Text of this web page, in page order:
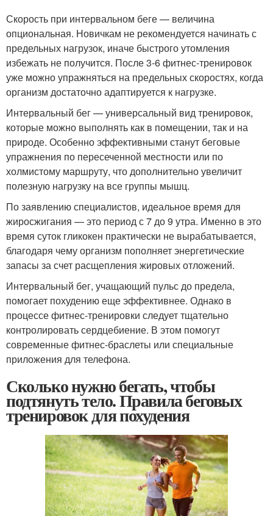
Скорость при интервальном беге — величина
опциональная. Новичкам не рекомендуется начинать с
предельных нагрузок, иначе быстрого утомления
избежать не получится. После 3-6 фитнес-тренировок
уже можно упражняться на предельных скоростях, когда
организм достаточно адаптируется к нагрузке.
Интервальный бег — универсальный вид тренировок,
которые можно выполнять как в помещении, так и на
природе. Особенно эффективными станут беговые
упражнения по пересеченной местности или по
холмистому маршруту, что дополнительно увеличит
полезную нагрузку на все группы мышц.
По заявлению специалистов, идеальное время для
жиросжигания — это период с 7 до 9 утра. Именно в это
время суток гликокен практически не вырабатывается,
благодаря чему организм пополняет энергетические
запасы за счет расщепления жировых отложений.
Интервальный бег, учащающий пульс до предела,
помогает похудению еще эффективнее. Однако в
процессе фитнес-тренировки следует тщательно
контролировать сердцебиение. В этом помогут
современные фитнес-браслеты или специальные
приложения для телефона.
Сколько нужно бегать, чтобы
подтянуть тело. Правила беговых
тренировок для похудения